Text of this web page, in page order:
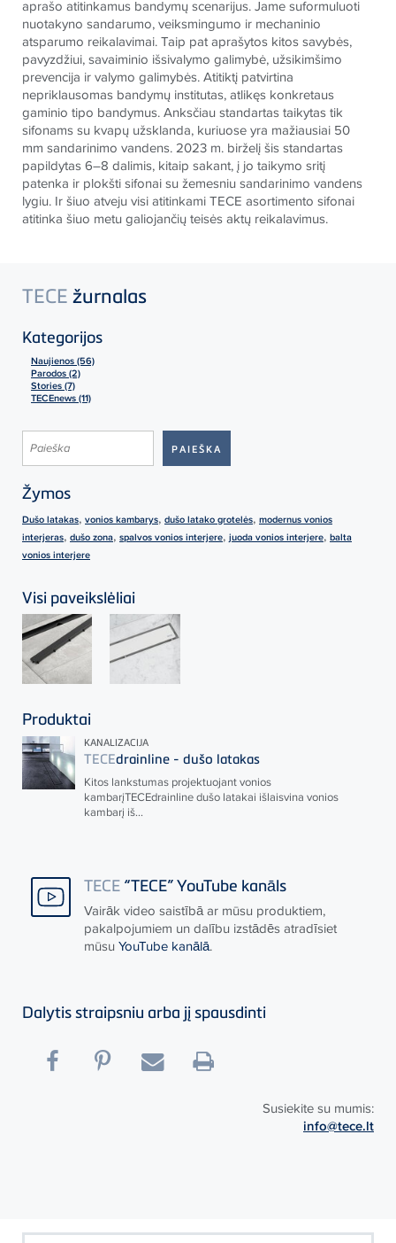
aprašo atitinkamus bandymų scenarijus. Jame suformuluoti
nuotakyno sandarumo, veiksmingumo ir mechaninio
atsparumo reikalavimai. Taip pat aprašytos kitos savybės,
pavyzdžiui, savaiminio išsivalymo galimybė, užsikimšimo
prevencija ir valymo galimybės. Atitiktį patvirtina
nepriklausomas bandymų institutas, atlikęs konkretaus
gaminio tipo bandymus. Anksčiau standartas taikytas tik
sifonams su kvapų užsklanda, kuriuose yra mažiausiai 50
mm sandarinimo vandens. 2023 m. birželį šis standartas
papildytas 6–8 dalimis, kitaip sakant, į jo taikymo sritį
patenka ir plokšti sifonai su žemesniu sandarinimo vandens
lygiu. Ir šiuo atveju visi atitinkamiTECE asortimento sifonai
atitinka šiuo metu galiojančių teisės aktų reikalavimus.
TECE žurnalas
Kategorijos
Naujienos (56)
Parodos (2)
Stories (7)
TECEnews (11)
Žymos
Dušo latakas, vonios kambarys, dušo latako grotelės, modernus vonios
interjeras, dušo zona, spalvos vonios interjere, juoda vonios interjere, balta
vonios interjere
Visi paveikslėliai
Produktai
KANALIZACIJA
TECEdrainline - dušo latakas
Kitos lankstumas projektuojant vonios
kambarįTECEdrainline dušo latakai išlaisvina vonios
kambarį iš...
TECE “TECE” YouTube kanāls
Vairāk video saistībā ar mūsu produktiem,
pakalpojumiem un dalību izstādēs atradīsiet
mūsu YouTube kanālā.
Dalytis straipsniu arba jį spausdinti
Susiekite su mumis:
info@tece.lt